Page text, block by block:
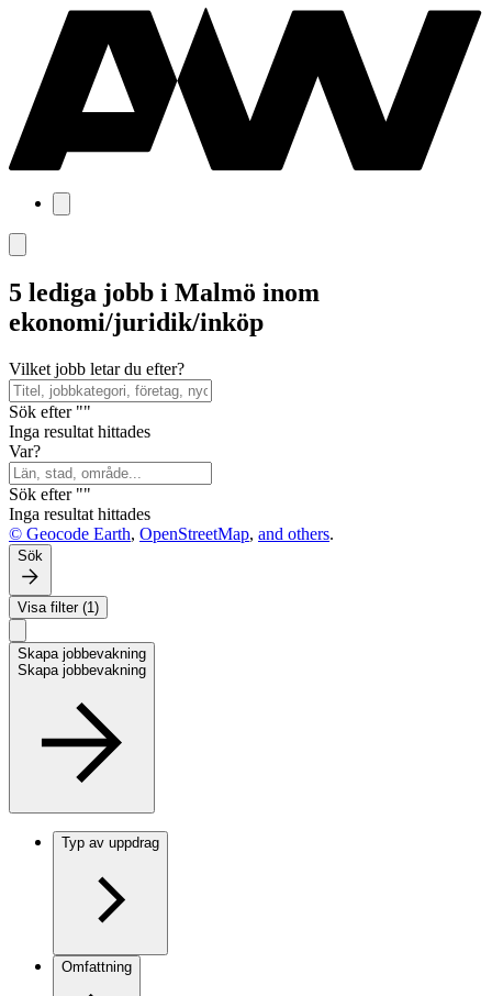
5 lediga jobb i Malmö inom
ekonomi/juridik/inköp
Vilket jobb letar du efter?
Sök efter ""
Inga resultat hittades
Var?
Sök efter ""
Inga resultat hittades
© Geocode Earth, OpenStreetMap, and others.
Sök
Visa filter (1)
Skapa jobbevakning
Skapa jobbevakning
Typ av uppdrag
Omfattning